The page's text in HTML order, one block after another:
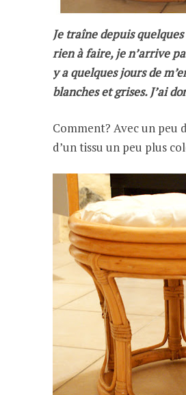
Je traîne depuis
rien à faire, je n’arrive
y a quelques jours de
blanches et grises. J’ai
Comment? Avec un
d’un tissu un peu plus